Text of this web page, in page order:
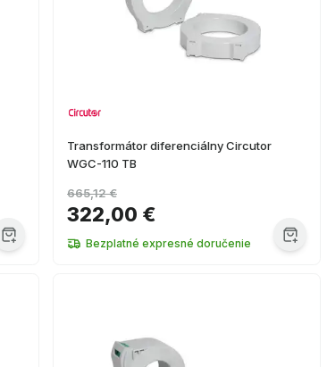
Transformátor diferenciálny Circutor
WGC-110 TB
322,00 €
665,12 €
Bezplatné expresné doručenie